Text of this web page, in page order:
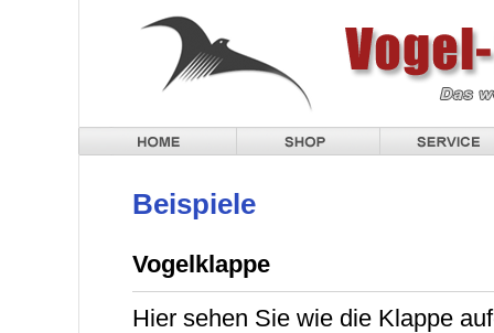
Beispiele
Vogelklappe
Hier sehen Sie wie die Klappe